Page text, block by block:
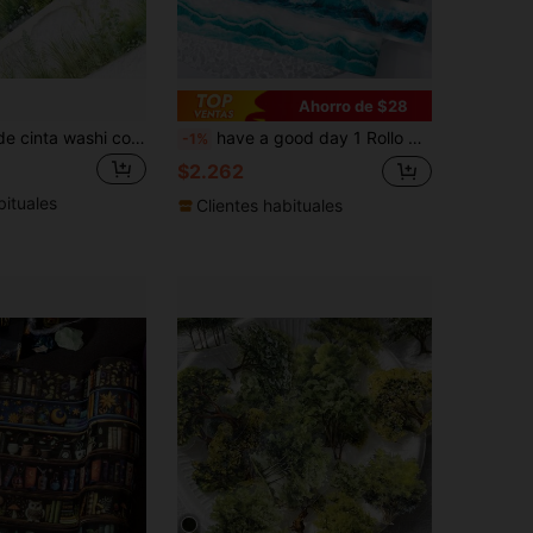
1 rollo de 2M de cinta washi con diseño floral/plantas de primavera, pegatina artística creativa, material decorativo para collage DIY, regalo festivo, suministro de papelería escolar personalizado para scrapbooking, vuelta a la escuela, útiles escolares
Ahorro de $28
-1% have a good day 1 Rollo de Pegatinas Láser con Tema de Olas, Rollo Cortado Decorativo para Scrapbook, Planificador Personalizado, Diario DIY, Collage, Materiales para Tarjetas, Suministros de Oficina y Escuela, Temporada de Regreso a Clases
$2.262
Clientes habituales